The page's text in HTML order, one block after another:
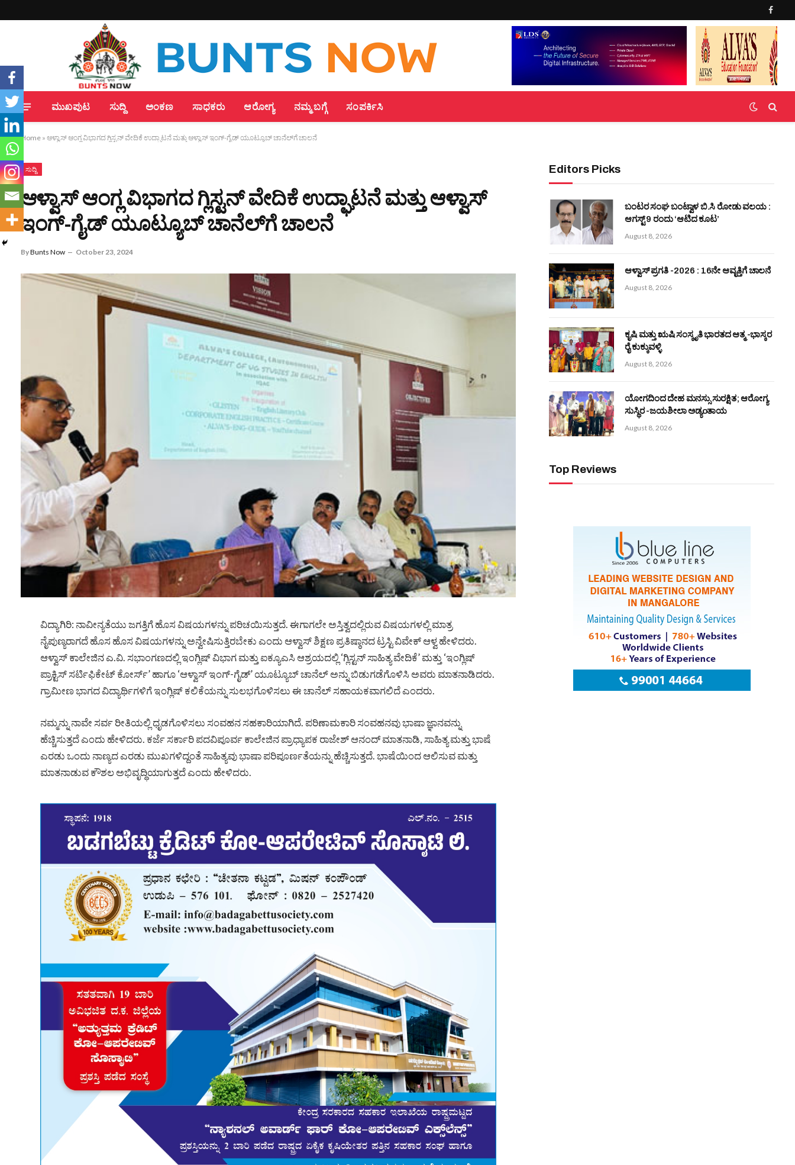
ಮುಖಪುಟ ಸುದ್ದಿ ಅಂಕಣ ಸಾಧಕರು ಆರೋಗ್ಯ ನಮ್ಮ ಬಗ್ಗೆ ಸಂಪರ್ಕಿಸಿ
Home » ಆಳ್ವಾಸ್ ಆಂಗ್ಲ ವಿಭಾಗದ ಗ್ಲಿಸ್ಟನ್ ವೇದಿಕೆ ಉದ್ಘಾಟನೆ ಮತ್ತು ಆಳ್ವಾಸ್ ಇಂಗ್-ಗೈಡ್ ಯೂಟ್ಯೂಬ್ ಚಾನೆಲ್‌ಗೆ ಚಾಲನೆ
ಸುದ್ದಿ
ಆಳ್ವಾಸ್ ಆಂಗ್ಲ ವಿಭಾಗದ ಗ್ಲಿಸ್ಟನ್ ವೇದಿಕೆ ಉದ್ಘಾಟನೆ ಮತ್ತು ಆಳ್ವಾಸ್
ಇಂಗ್-ಗೈಡ್ ಯೂಟ್ಯೂಬ್ ಚಾನೆಲ್‌ಗೆ ಚಾಲನೆ
ByBunts Now October 23, 2024
ವಿದ್ಯಾಗಿರಿ: ನಾವೀನ್ಯತೆಯು ಜಗತ್ತಿಗೆ ಹೊಸ ವಿಷಯಗಳನ್ನು ಪರಿಚಯಿಸುತ್ತದೆ. ಈಗಾಗಲೇ ಅಸ್ತಿತ್ವದಲ್ಲಿರುವ ವಿಷಯಗಳಲ್ಲಿ ಮಾತ್ರ
ನೈಪುಣ್ಯರಾಗದೆ ಹೊಸ ಹೊಸ ವಿಷಯಗಳನ್ನು ಅನ್ವೇಷಿಸುತ್ತಿರಬೇಕು ಎಂದು ಆಳ್ವಾಸ್ ಶಿಕ್ಷಣ ಪ್ರತಿಷ್ಠಾನದ ಟ್ರಸ್ಟಿ ವಿವೇಕ್ ಆಳ್ವ ಹೇಳಿದರು.
ಆಳ್ವಾಸ್ ಕಾಲೇಜಿನ ಎ.ವಿ. ಸಭಾಂಗಣದಲ್ಲಿ ಇಂಗ್ಲಿಷ್ ವಿಭಾಗ ಮತ್ತು ಐಕ್ಯೂಎಸಿ ಆಶ್ರಯದಲ್ಲಿ ‘ಗ್ಲಿಸ್ಟನ್ ಸಾಹಿತ್ಯ ವೇದಿಕೆ’ ಮತ್ತು ‘ಇಂಗ್ಲಿಷ್
ಪ್ರಾಕ್ಟಿಸ್ ಸರ್ಟಿಫಿಕೇಟ್ ಕೋರ್ಸ್’ ಹಾಗೂ ‘ಆಳ್ವಾಸ್ ಇಂಗ್-ಗೈಡ್’ ಯೂಟ್ಯೂಬ್ ಚಾನೆಲ್ ಅನ್ನು ಬಿಡುಗಡೆಗೊಳಿಸಿ ಅವರು ಮಾತನಾಡಿದರು.
ಗ್ರಾಮೀಣ ಭಾಗದ ವಿದ್ಯಾರ್ಥಿಗಳಿಗೆ ಇಂಗ್ಲಿಷ್ ಕಲಿಕೆಯನ್ನು ಸುಲಭಗೊಳಿಸಲು ಈ ಚಾನೆಲ್ ಸಹಾಯಕವಾಗಲಿದೆ ಎಂದರು.
ನಮ್ಮನ್ನು ನಾವೇ ಸರ್ವ ರೀತಿಯಲ್ಲಿ ಧೃಡಗೊಳಿಸಲು ಸಂವಹನ ಸಹಕಾರಿಯಾಗಿದೆ. ಪರಿಣಾಮಕಾರಿ ಸಂವಹನವು ಭಾಷಾ ಜ್ಞಾನವನ್ನು
ಹೆಚ್ಚಿಸುತ್ತದೆ ಎಂದು ಹೇಳಿದರು. ಕರ್ಜೆ ಸರ್ಕಾರಿ ಪದವಿಪೂರ್ವ ಕಾಲೇಜಿನ ಪ್ರಾಧ್ಯಾಪಕ ರಾಜೇಶ್ ಆನಂದ್ ಮಾತನಾಡಿ, ಸಾಹಿತ್ಯ ಮತ್ತು ಭಾಷೆ
ಎರಡು ಒಂದು ನಾಣ್ಯದ ಎರಡು ಮುಖಗಳಿದ್ದಂತೆ ಸಾಹಿತ್ಯವು ಭಾಷಾ ಪರಿಪೂರ್ಣತೆಯನ್ನು ಹೆಚ್ಚಿಸುತ್ತದೆ. ಭಾಷೆಯಿಂದ ಆಲಿಸುವ ಮತ್ತು
ಮಾತನಾಡುವ ಕೌಶಲ ಅಭಿವೃದ್ಧಿಯಾಗುತ್ತದೆ ಎಂದು ಹೇಳಿದರು.
Editors Picks
ಬಂಟರ ಸಂಘ ಬಂಟ್ವಾಳ ಬಿ.ಸಿ ರೋಡು ವಲಯ :
ಆಗಸ್ಟ್ 9 ರಂದು ‘ಆಟಿದ ಕೂಟ’
August 8, 2026
ಆಳ್ವಾಸ್ ಪ್ರಗತಿ -2026 : 16ನೇ ಆವೃತ್ತಿಗೆ ಚಾಲನೆ
August 8, 2026
ಕೃಷಿ ಮತ್ತು ಋಷಿ ಸಂಸ್ಕೃತಿ ಭಾರತದ ಆತ್ಮ -ಭಾಸ್ಕರ
ರೈ ಕುಕ್ಕುವಳ್ಳಿ
August 8, 2026
ಯೋಗದಿಂದ ದೇಹ ಮನಸ್ಸು ಸುರಕ್ಷಿತ; ಆರೋಗ್ಯ
ಸುಸ್ಥಿರ -ಜಯಶೀಲಾ ಅಡ್ಯoತಾಯ
August 8, 2026
Top Reviews